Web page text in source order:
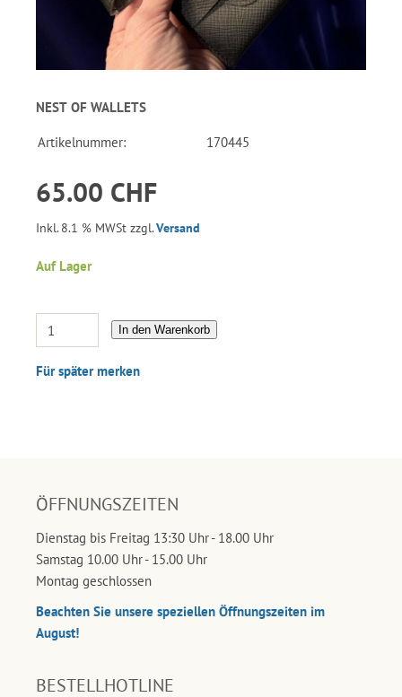
NEST OF WALLETS
Artikelnummer: 170445
65.00 CHF
Inkl. 8.1 % MWSt zzgl.Versand
Auf Lager
In den Warenkorb
Für später merken
ÖFFNUNGSZEITEN
Dienstag bis Freitag 13:30 Uhr - 18.00 Uhr
Samstag 10.00 Uhr - 15.00 Uhr
Montag geschlossen
Beachten Sie unsere speziellen Öffnungszeiten im
August!
BESTELLHOTLINE